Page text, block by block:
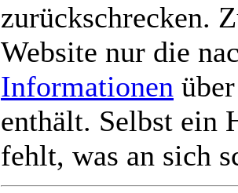
zurückschrecken.
Website nur die
Informationen
enthält. Selbst ein
fehlt, was an sich